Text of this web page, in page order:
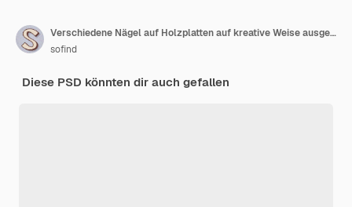
Verschiedene Nägel auf Holzplatten auf kreative Weise ausgestellt
sofind
Diese PSD könnten dir auch gefallen